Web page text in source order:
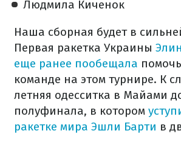
Людмила Киченок
Наша сборная будет в
Первая ракетка Украины
еще ранее пообещала
команде на этом турнире. К
летняя одесситка в Майами
полуфинала, в котором
ракетке мира Эшли Барти в